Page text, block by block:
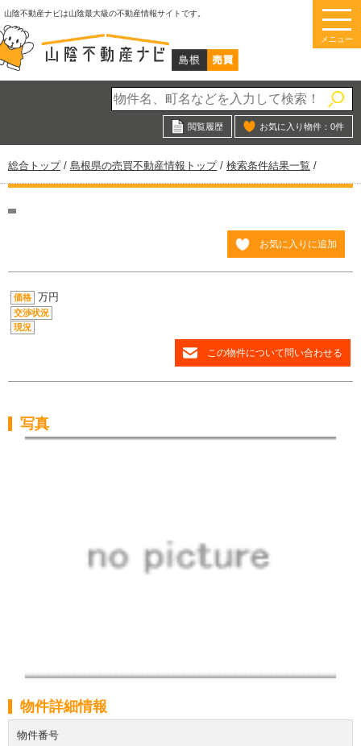
このページの本文へ
山陰不動産ナビは山陰最大級の不動産情報サイトです。
メニュー
閲覧履歴 お気に入り物件： 0件
現
在
位
総合トップ/ 島根県の売買不動産情報トップ/ 検索条件結果一覧 /
お気に入りに追加
価格 万円
交渉状況
現況
この物件について問い合わせる
写真
物件詳細情報
物件番号